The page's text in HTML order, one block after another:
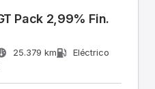
Pack 2,99% Fin.
25.379 km
Eléctrico